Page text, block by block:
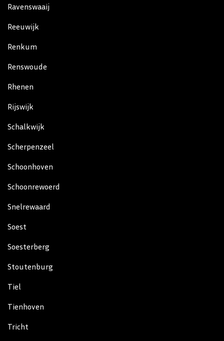
Ravenswaaij
Reeuwijk
Renkum
Renswoude
Rhenen
Rijswijk
Schalkwijk
Scherpenzeel
Schoonhoven
Schoonrewoerd
Snelrewaard
Soest
Soesterberg
Stoutenburg
Tiel
Tienhoven
Tricht